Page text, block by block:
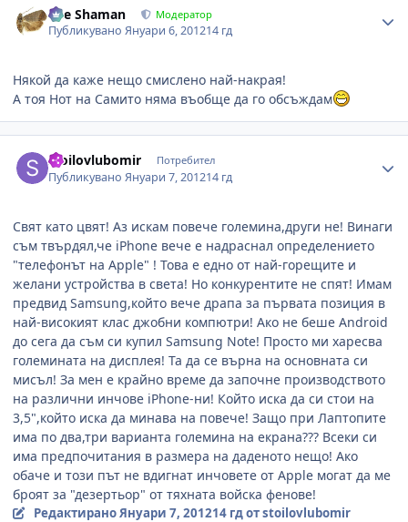
The Shaman Модератор
ПубликуваноЯнуари 6, 201214 гд
Някой да каже нещо смислено най-накрая!
А тоя Нот на Самито няма въобще да го обсъждам
stoilovlubomir Потребител
ПубликуваноЯнуари 7, 201214 гд
Свят като цвят! Аз искам повече големина,други не! Винаги
съм твърдял,че iPhone вече е надраснал определението
"телефонът на Apple" ! Това е едно от най-горещите и
желани устройства в света! Но конкурентите не спят! Имам
предвид Samsung,който вече драпа за първата позиция в
най-високият клас джобни компютри! Ако не беше Android
до сега да съм си купил Samsung Note! Просто ми харесва
големината на дисплея! Та да се върна на основната си
мисъл! За мен е крайно време да започне производството
на различни инчове iPhone-ни! Който иска да си стои на
3,5",който иска да минава на повече! Защо при Лаптопите
има по два,три варианта големина на екрана??? Всеки си
има предпочитания в размера на даденото нещо! Ако
обаче и този път не вдигнат инчовете от Apple могат да ме
броят за "дезертьор" от тяхната войска фенове!
РедактираноЯнуари 7, 201214 гдот stoilovlubomir